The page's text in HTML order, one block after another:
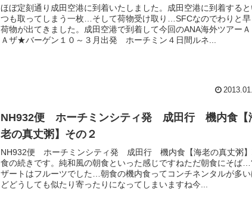
ほぼ定刻通り成田空港に到着いたしました。成田空港に到着する
つも取ってしまう一枚…そして荷物受け取り…SFCなのでわりと早
荷物が出てきました。成田空港で到着して今回のANA海外ツアーＡ
Ａザ★バーゲン１０～３月出発 ホーチミン４日間ルネ...
NH932便 ホーチミンシティ発 成田行 機内食【
老の真丈粥】その２
NH932便 ホーチミンシティ発 成田行 機内食【海老の真丈粥
食の続きです。純和風の朝食といった感じですねただ朝食にそば
ザートはフルーツでした…朝食の機内食ってコンチネンタルが多い
どどうしても似たり寄ったりになってしまいますね今...